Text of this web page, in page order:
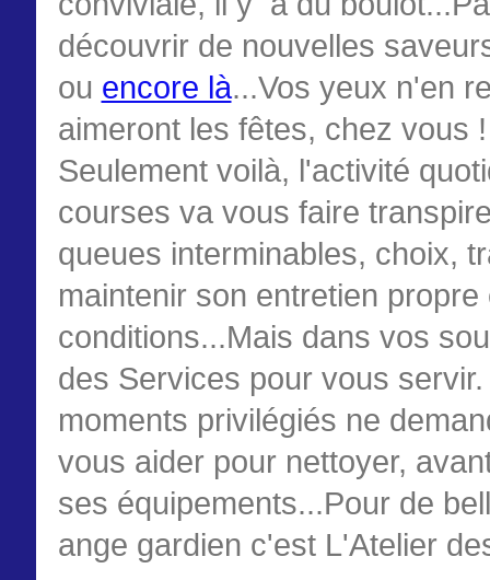
découvrir de nouvelles
ou encore là...Vos yeux n'en
aimeront les fêtes, chez vous !
Seulement voilà, l'activité
courses va vous faire
queues interminables, choix,
maintenir son entretien
conditions...Mais dans vos
des Services pour vous
moments privilégiés ne
vous aider pour nettoyer,
ses équipements...Pour de
ange gardien c'est L'Atelier